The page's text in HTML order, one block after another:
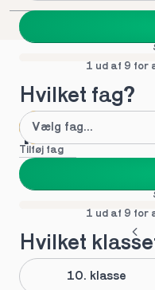
1 ud af 9 for
Hvilket fag?
Tilføj fag
1 ud af 9 for
Hvilket
10. klasse
Mød
i